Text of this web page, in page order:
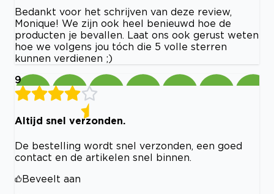
Bedankt voor het schrijven van deze review,
Monique! We zijn ook heel benieuwd hoe de
producten je bevallen. Laat ons ook gerust weten
hoe we volgens jou tóch die 5 volle sterren
kunnen verdienen ;)
9
Altijd snel verzonden.
De bestelling wordt snel verzonden, een goed
contact en de artikelen snel binnen.
Beveelt aan